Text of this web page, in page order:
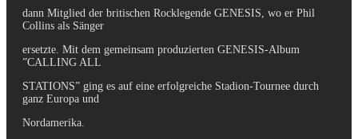
dann Mitglied der britischen Rocklegende GENESIS, wo er Phil
Collins als Sänger
ersetzte. Mit dem gemeinsam produzierten GENESIS-Album
”CALLING ALL
STATIONS” ging es auf eine erfolgreiche Stadion-Tournee durch
ganz Europa und
Nordamerika.